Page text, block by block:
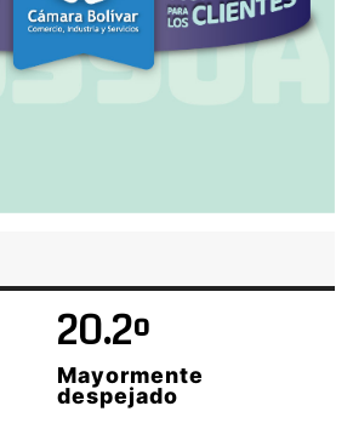
20.2º
Mayormente
despejado